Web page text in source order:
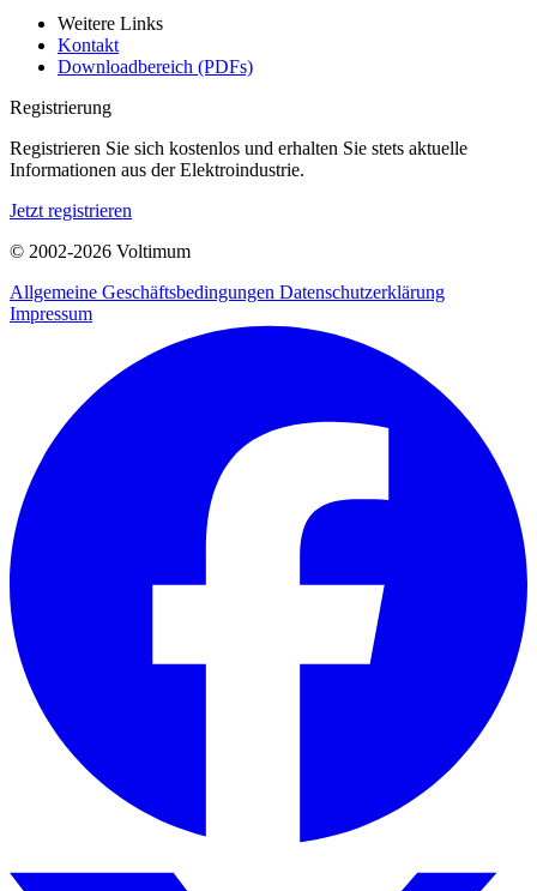
Weitere Links
Kontakt
Downloadbereich (PDFs)
Registrierung
Registrieren Sie sich kostenlos und erhalten Sie stets aktuelle
Informationen aus der Elektroindustrie.
Jetzt registrieren
© 2002-2026 Voltimum
Allgemeine Geschäftsbedingungen Datenschutzerklärung
Impressum